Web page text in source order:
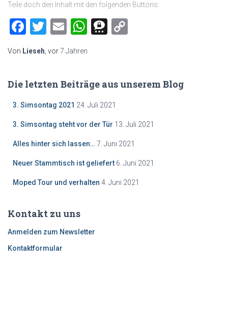
Teile doch den Inhalt mit den folgenden Buttons:
Facebook
Twitter
EmailWhatsApp
Threema
Von Lieseh , vor7 Jahren
Die letzten Beiträge aus unserem Blog
3. Simsontag 2021 24. Juli 2021
3. Simsontag steht vor der Tür 13. Juli 2021
Alles hinter sich lassen… 7. Juni 2021
Neuer Stammtisch ist geliefert 6. Juni 2021
Moped Tour und verhalten 4. Juni 2021
Kontakt zu uns
Anmelden zum Newsletter
Kontaktformular